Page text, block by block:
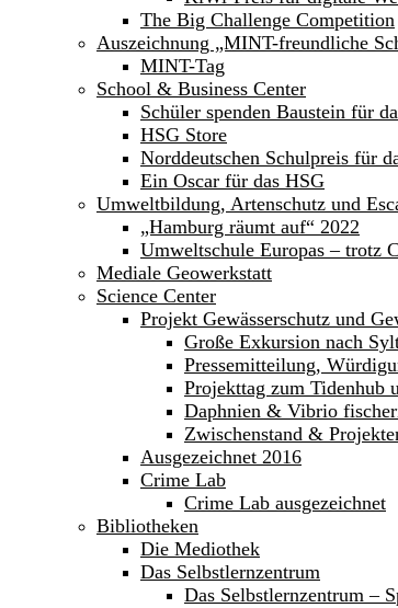
The Big Challenge Competition
Auszeichnung „MINT-freundliche
MINT-Tag
School & Business Center
Schüler spenden Baustein für
HSG Store
Norddeutschen Schulpreis für
Ein Oscar für das HSG
Umweltbildung, Artenschutz und
„Hamburg räumt auf“ 2022
Umweltschule Europas – trotz
Mediale Geowerkstatt
Science Center
Projekt Gewässerschutz und
Große Exkursion nach
Pressemitteilung,
Projekttag zum Tidenhub
Daphnien & Vibrio
Zwischenstand &
Ausgezeichnet 2016
Crime Lab
Crime Lab ausgezeichnet
Bibliotheken
Die Mediothek
Das Selbstlernzentrum
Das Selbstlernzentrum –